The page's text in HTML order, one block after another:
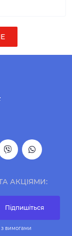
АКЦІЯМИ:
Підпишіться
з вимогами